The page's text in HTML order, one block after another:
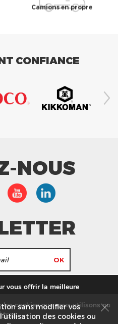
Camions en propre
CONFIANCE
NOUS
les actualités et les
Tang Frères.
Recrutement
sans modifier vos
des cookies ou
vous offrir la meilleure
les cookies que nous utilisons ou
.